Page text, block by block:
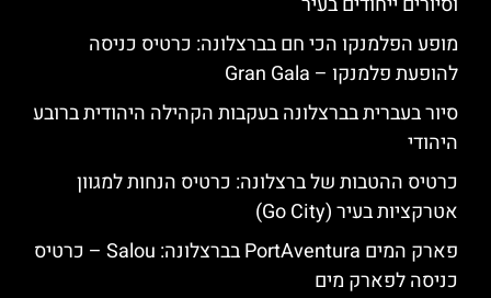
מופע הפלמנקו הכי חם בברצלונה: כרטיס כניסה
להופעת פלמנקו – Gran Gala
סיור בעברית בברצלונה בעקבות הקהילה היהודית ברובע
היהודי
כרטיס ההטבות של ברצלונה: כרטיס הנחות למגוון
אטרקציות בעיר (Go City)
פארק המים PortAventura בברצלונה: Salou – כרטיס
כניסה לפארק מים